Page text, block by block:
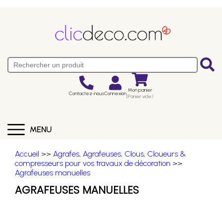
Contactez-nousConnexion Mon panier
(Panier vide)
MENU
Accueil >> Agrafes, Agrafeuses, Clous, Cloueurs &
compresseurs pour vos travaux de décoration >>
Agrafeuses manuelles
AGRAFEUSES MANUELLES